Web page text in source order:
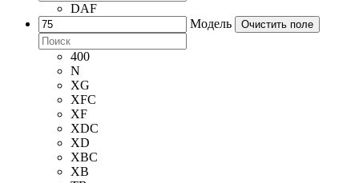
DAF
Модель
Очистить поле
400
N
XG
XFC
XF
XDC
XD
XBC
XB